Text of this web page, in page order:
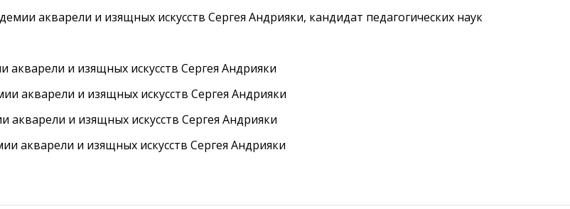
акварели и изящных искусств Сергея Андрияки, кандидат педагогических наук
акварели и изящных искусств Сергея Андрияки
акварели и изящных искусств Сергея Андрияки
акварели и изящных искусств Сергея Андрияки
акварели и изящных искусств Сергея Андрияки